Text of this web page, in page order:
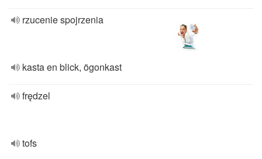
rzucenie spojrzenia
kasta en blick, ögonkast
frędzel
tofs